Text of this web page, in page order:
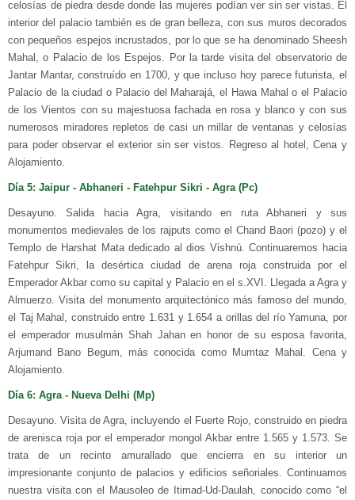
celosías de piedra desde donde las mujeres podían ver sin ser vistas. El
interior del palacio también es de gran belleza, con sus muros decorados
con pequeños espejos incrustados, por lo que se ha denominado Sheesh
Mahal, o Palacio de los Espejos. Por la tarde visita del observatorio de
Jantar Mantar, construído en 1700, y que incluso hoy parece futurista, el
Palacio de la ciudad o Palacio del Maharajá, el Hawa Mahal o el Palacio
de los Vientos con su majestuosa fachada en rosa y blanco y con sus
numerosos miradores repletos de casi un millar de ventanas y celosías
para poder observar el exterior sin ser vistos. Regreso al hotel, Cena y
Alojamiento.
Día 5: Jaipur - Abhaneri - Fatehpur Sikri - Agra (Pc)
Desayuno. Salida hacia Agra, visitando en ruta Abhaneri y sus
monumentos medievales de los rajputs como el Chand Baori (pozo) y el
Templo de Harshat Mata dedicado al dios Vishnú. Continuaremos hacia
Fatehpur Sikri, la desértica ciudad de arena roja construida por el
Emperador Akbar como su capital y Palacio en el s.XVI. Llegada a Agra y
Almuerzo. Visita del monumento arquitectónico más famoso del mundo,
el Taj Mahal, construido entre 1.631 y 1.654 a orillas del río Yamuna, por
el emperador musulmán Shah Jahan en honor de su esposa favorita,
Arjumand Bano Begum, más conocida como Mumtaz Mahal. Cena y
Alojamiento.
Día 6: Agra - Nueva Delhi (Mp)
Desayuno. Visita de Agra, incluyendo el Fuerte Rojo, construido en piedra
de arenisca roja por el emperador mongol Akbar entre 1.565 y 1.573. Se
trata de un recinto amurallado que encierra en su interior un
impresionante conjunto de palacios y edificios señoriales. Continuamos
nuestra visita con el Mausoleo de Itimad-Ud-Daulah, conocido como “el